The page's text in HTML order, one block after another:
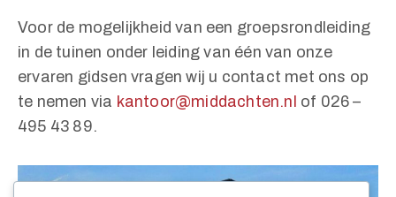
Voor de mogelijkheid van een groepsrondleiding
in de tuinen onder leiding van één van onze
ervaren gidsen vragen wij u contact met ons op
te nemen via kantoor@middachten.nl of 026 –
495 43 89.